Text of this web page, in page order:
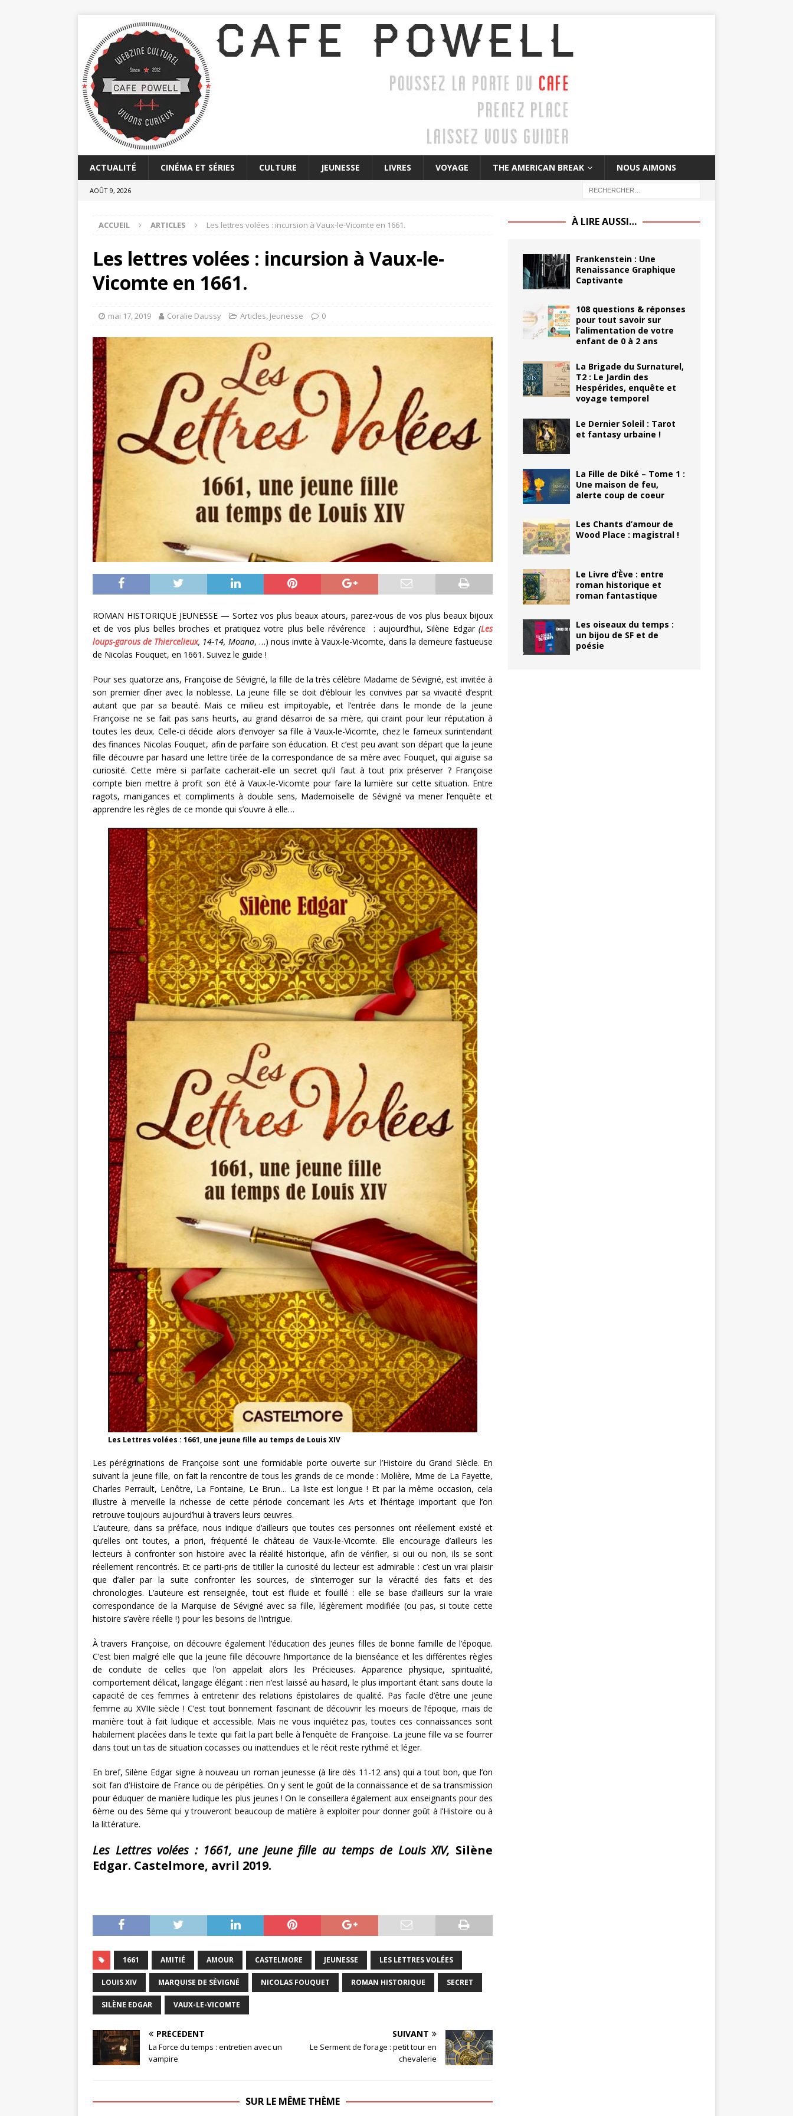
ACTUALITÉ CINÉMA ET SÉRIES CULTURE JEUNESSE LIVRES VOYAGE THE AMERICAN BREAK NOUS AIMONS
AOÛT 9, 2026
ACCUEIL ARTICLES Les lettres volées : incursion à Vaux-le-Vicomte en 1661.
Les lettres volées : incursion à Vaux-le-
Vicomte en 1661.
mai 17, 2019 Coralie Daussy Articles, Jeunesse 0
ROMAN HISTORIQUE JEUNESSE — Sortez vos plus beaux atours, parez-vous de vos plus beaux bijoux
et de vos plus belles broches et pratiquez votre plus belle révérence : aujourd’hui, Silène Edgar(Les
loups-garous de Thiercelieux, 14-14, Moana, …) nous invite à Vaux-le-Vicomte, dans la demeure fastueuse
de Nicolas Fouquet, en 1661. Suivez le guide !
Pour ses quatorze ans, Françoise de Sévigné, la fille de la très célèbre Madame de Sévigné, est invitée à
son premier dîner avec la noblesse. La jeune fille se doit d’éblouir les convives par sa vivacité d’esprit
autant que par sa beauté. Mais ce milieu est impitoyable, et l’entrée dans le monde de la jeune
Françoise ne se fait pas sans heurts, au grand désarroi de sa mère, qui craint pour leur réputation à
toutes les deux. Celle-ci décide alors d’envoyer sa fille à Vaux-le-Vicomte, chez le fameux surintendant
des finances Nicolas Fouquet, afin de parfaire son éducation. Et c’est peu avant son départ que la jeune
fille découvre par hasard une lettre tirée de la correspondance de sa mère avec Fouquet, qui aiguise sa
curiosité. Cette mère si parfaite cacherait-elle un secret qu’il faut à tout prix préserver ? Françoise
compte bien mettre à profit son été à Vaux-le-Vicomte pour faire la lumière sur cette situation. Entre
ragots, manigances et compliments à double sens, Mademoiselle de Sévigné va mener l’enquête et
apprendre les règles de ce monde qui s’ouvre à elle…
Les Lettres volées : 1661, une jeune fille au temps de Louis XIV
Les pérégrinations de Françoise sont une formidable porte ouverte sur l’Histoire du Grand Siècle. En
suivant la jeune fille, on fait la rencontre de tous les grands de ce monde : Molière, Mme de La Fayette,
Charles Perrault, Lenôtre, La Fontaine, Le Brun… La liste est longue ! Et par la même occasion, cela
illustre à merveille la richesse de cette période concernant les Arts et l’héritage important que l’on
retrouve toujours aujourd’hui à travers leurs œuvres.
L’auteure, dans sa préface, nous indique d’ailleurs que toutes ces personnes ont réellement existé et
qu’elles ont toutes, a priori, fréquenté le château de Vaux-le-Vicomte. Elle encourage d’ailleurs les
lecteurs à confronter son histoire avec la réalité historique, afin de vérifier, si oui ou non, ils se sont
réellement rencontrés. Et ce parti-pris de titiller la curiosité du lecteur est admirable : c’est un vrai plaisir
que d’aller par la suite confronter les sources, de s’interroger sur la véracité des faits et des
chronologies. L’auteure est renseignée, tout est fluide et fouillé : elle se base d’ailleurs sur la vraie
correspondance de la Marquise de Sévigné avec sa fille, légèrement modifiée (ou pas, si toute cette
histoire s’avère réelle !) pour les besoins de l’intrigue.
À travers Françoise, on découvre également l’éducation des jeunes filles de bonne famille de l’époque.
C’est bien malgré elle que la jeune fille découvre l’importance de la bienséance et les différentes règles
de conduite de celles que l’on appelait alors les Précieuses. Apparence physique, spiritualité,
comportement délicat, langage élégant : rien n’est laissé au hasard, le plus important étant sans doute la
capacité de ces femmes à entretenir des relations épistolaires de qualité. Pas facile d’être une jeune
femme au XVIIe siècle ! C’est tout bonnement fascinant de découvrir les moeurs de l’époque, mais de
manière tout à fait ludique et accessible. Mais ne vous inquiétez pas, toutes ces connaissances sont
habilement placées dans le texte qui fait la part belle à l’enquête de Françoise. La jeune fille va se fourrer
dans tout un tas de situation cocasses ou inattendues et le récit reste rythmé et léger.
En bref, Silène Edgar signe à nouveau un roman jeunesse (à lire dès 11-12 ans) qui a tout bon, que l’on
soit fan d’Histoire de France ou de péripéties. On y sent le goût de la connaissance et de sa transmission
pour éduquer de manière ludique les plus jeunes ! On le conseillera également aux enseignants pour des
6ème ou des 5ème qui y trouveront beaucoup de matière à exploiter pour donner goût à l’Histoire ou à
la littérature.
Les Lettres volées : 1661, une jeune fille au temps de Louis XIV, Silène
Edgar. Castelmore, avril 2019.
1661 AMITIÉ AMOUR CASTELMORE JEUNESSE LES LETTRES VOLÉES
LOUIS XIV MARQUISE DE SÉVIGNÉ NICOLAS FOUQUET ROMAN HISTORIQUE SECRET
SILÈNE EDGAR VAUX-LE-VICOMTE
PRÉCÉDENT
La Force du temps : entretien avec un
vampire
SUIVANT
Le Serment de l’orage : petit tour en
chevalerie
SUR LE MÊME THÈME
À LIRE AUSSI…
Frankenstein : Une
Renaissance Graphique
Captivante
108 questions & réponses
pour tout savoir sur
l’alimentation de votre
enfant de 0 à 2 ans
La Brigade du Surnaturel,
T2 : Le Jardin des
Hespérides, enquête et
voyage temporel
Le Dernier Soleil : Tarot
et fantasy urbaine !
La Fille de Diké – Tome 1 :
Une maison de feu,
alerte coup de coeur
Les Chants d’amour de
Wood Place : magistral !
Le Livre d’Ève : entre
roman historique et
roman fantastique
Les oiseaux du temps :
un bijou de SF et de
poésie